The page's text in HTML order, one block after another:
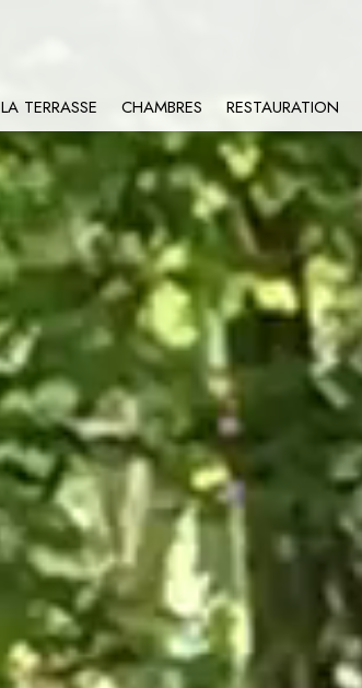
LA TERRASSE CHAMBRES RESTAURATION